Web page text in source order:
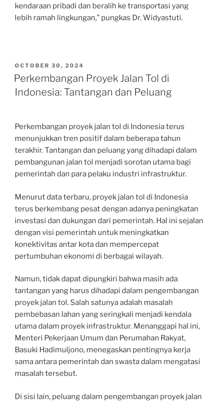
kendaraan pribadi dan beralih ke transportasi yang
lebih ramah lingkungan,” pungkas Dr. Widyastuti.
POSTED
ON
OCTOBER 30, 2024
Perkembangan Proyek Jalan Tol di
Indonesia: Tantangan dan Peluang
Perkembangan proyek jalan tol di Indonesia terus
menunjukkan tren positif dalam beberapa tahun
terakhir. Tantangan dan peluang yang dihadapi dalam
pembangunan jalan tol menjadi sorotan utama bagi
pemerintah dan para pelaku industri infrastruktur.
Menurut data terbaru, proyek jalan tol di Indonesia
terus berkembang pesat dengan adanya peningkatan
investasi dan dukungan dari pemerintah. Hal ini sejalan
dengan visi pemerintah untuk meningkatkan
konektivitas antar kota dan mempercepat
pertumbuhan ekonomi di berbagai wilayah.
Namun, tidak dapat dipungkiri bahwa masih ada
tantangan yang harus dihadapi dalam pengembangan
proyek jalan tol. Salah satunya adalah masalah
pembebasan lahan yang seringkali menjadi kendala
utama dalam proyek infrastruktur. Menanggapi hal ini,
Menteri Pekerjaan Umum dan Perumahan Rakyat,
Basuki Hadimuljono, menegaskan pentingnya kerja
sama antara pemerintah dan swasta dalam mengatasi
masalah tersebut.
Di sisi lain, peluang dalam pengembangan proyek jalan